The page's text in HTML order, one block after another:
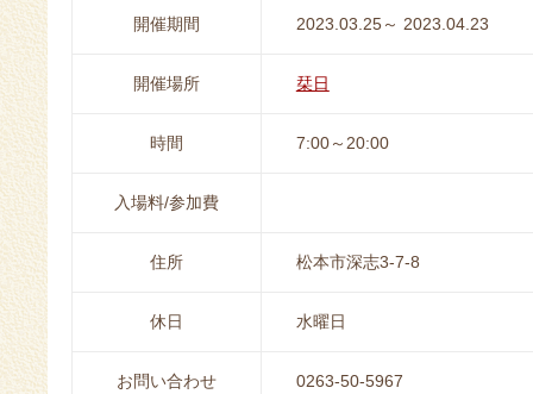
開催期間 2023.03.25～ 2023.04.23
開催場所 栞日
時間 7:00～20:00
入場料/参加費
住所 松本市深志3-7-8
休日 水曜日
お問い合わせ 0263-50-5967